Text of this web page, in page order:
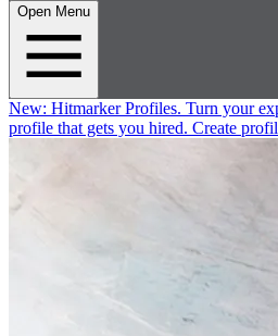
Open Menu
New: Hitmarker Profiles. Turn your
profile that gets you hired. Create